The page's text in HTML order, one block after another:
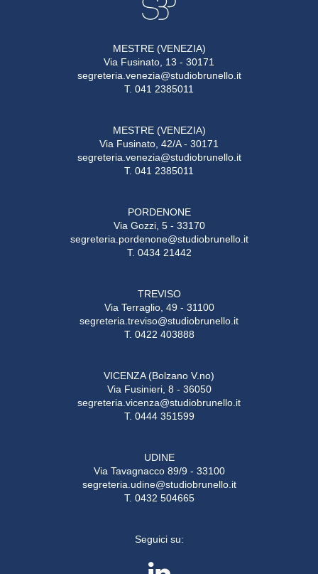
MESTRE (VENEZIA)
Via Fusinato, 13 - 30171
segreteria.venezia@studiobrunello.it
T. 041 2385011
MESTRE (VENEZIA)
Via Fusinato, 42/A - 30171
segreteria.venezia@studiobrunello.it
T. 041 2385011
PORDENONE
Via Gozzi, 5 - 33170
segreteria.pordenone@studiobrunello.it
T. 0434 21442
TREVISO
Via Terraglio, 49 - 31100
segreteria.treviso@studiobrunello.it
T. 0422 403888
VICENZA (Bolzano V.no)
Via Fusinieri, 8 - 36050
segreteria.vicenza@studiobrunello.it
T. 0444 351599
UDINE
Via Tavagnacco 89/9 - 33100
segreteria.udine@studiobrunello.it
T. 0432 504665
Seguici su: